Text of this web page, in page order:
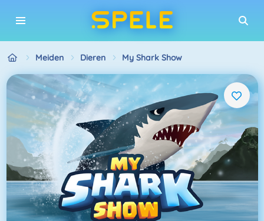
Meiden Dieren My Shark Show